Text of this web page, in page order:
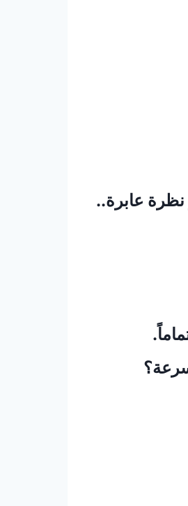
نظرة عابرة..